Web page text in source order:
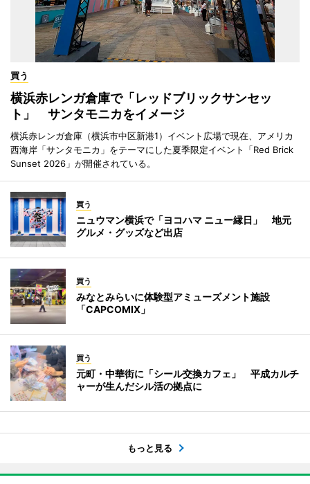
買う
横浜赤レンガ倉庫で「レッドブリックサンセッ
ト」 サンタモニカをイメージ
横浜赤レンガ倉庫（横浜市中区新港1）イベント広場で現在、アメリカ
西海岸「サンタモニカ」をテーマにした夏季限定イベント「Red Brick
Sunset 2026」が開催されている。
買う
ニュウマン横浜で「ヨコハマ ニュー縁日」 地元
グルメ・グッズなど出店
買う
みなとみらいに体験型アミューズメント施設
「CAPCOMIX」
買う
元町・中華街に「シール交換カフェ」 平成カルチ
ャーが生んだシル活の拠点に
もっと見る